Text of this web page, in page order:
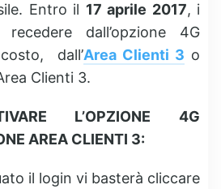
Entro il 17 aprile 2017, i
dall’opzione 4G
dall’Area Clienti 3 o
Clienti 3.
L’OPZIONE 4G
AREA CLIENTI 3:
il login vi basterà cliccare